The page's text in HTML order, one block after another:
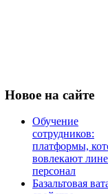
Новое на сайте
Обучение
сотрудников:
платформы,
вовлекают
персонал
Базальтовая